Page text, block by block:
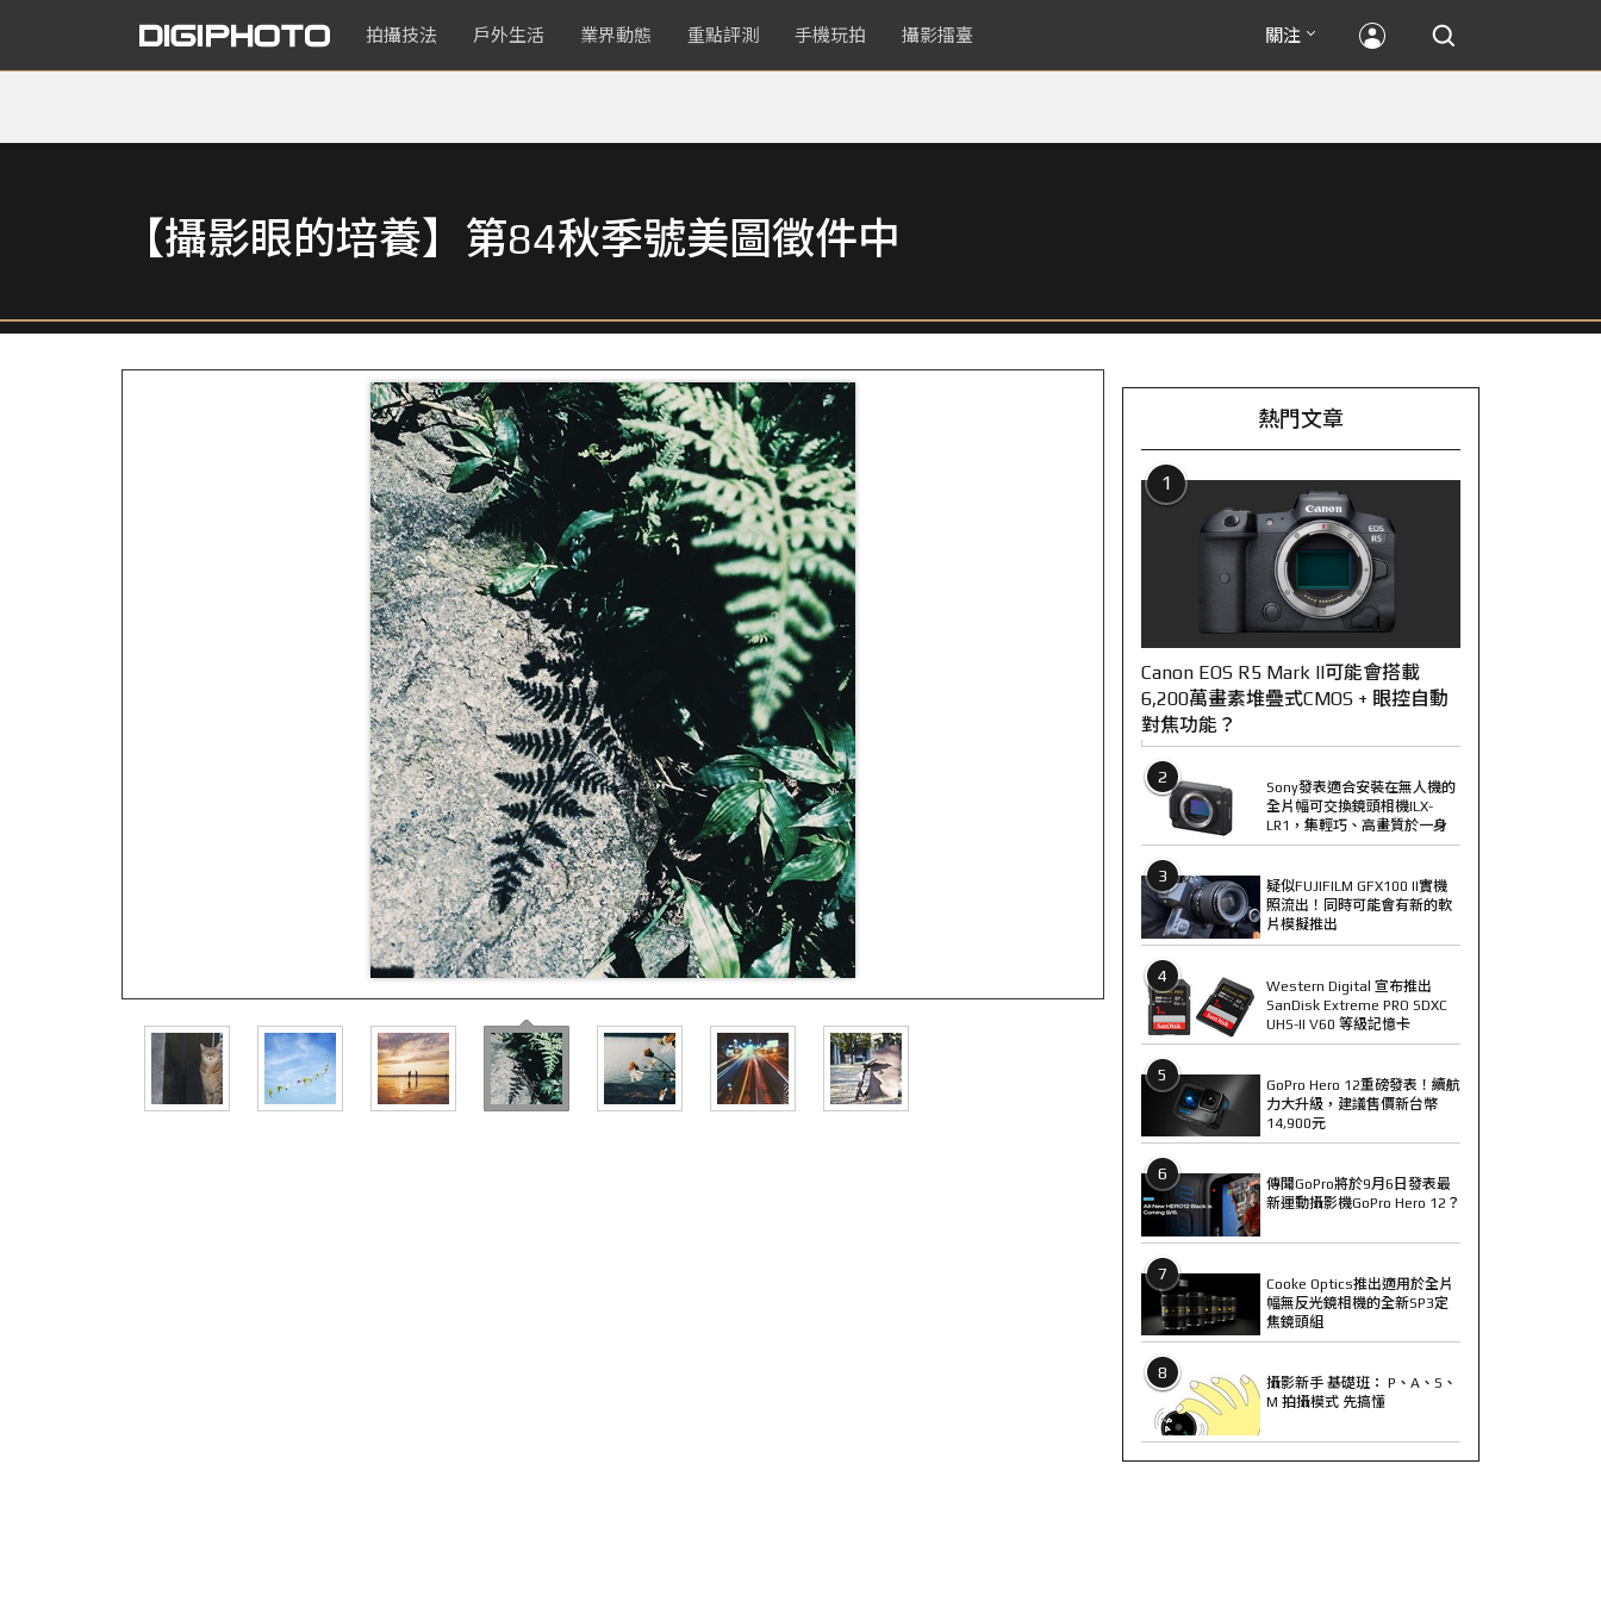
拍攝技法 戶外生活 業界動態 重點評測 手機玩拍 攝影擂臺 關注
【攝影眼的培養】第84秋季號美圖徵件中
熱門文章
1
Canon EOS R5 Mark II可能會搭載
6,200萬畫素堆疊式CMOS + 眼控自動
對焦功能？
2
Sony發表適合安裝在無人機的
全片幅可交換鏡頭相機ILX-
LR1，集輕巧、高畫質於一身
3
疑似FUJIFILM GFX100 II實機
照流出！同時可能會有新的軟
片模擬推出
4
Western Digital 宣布推出
SanDisk Extreme PRO SDXC
UHS-II V60 等級記憶卡
5
GoPro Hero 12重磅發表！續航
力大升級，建議售價新台幣
14,900元
6
傳聞GoPro將於9月6日發表最
新運動攝影機GoPro Hero 12？
7
Cooke Optics推出適用於全片
幅無反光鏡相機的全新SP3定
焦鏡頭組
8
攝影新手 基礎班： P、A、S、
M 拍攝模式 先搞懂